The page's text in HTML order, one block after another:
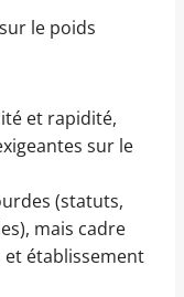
le poids
et rapidité,
sur le
(statuts,
mais cadre
établissement